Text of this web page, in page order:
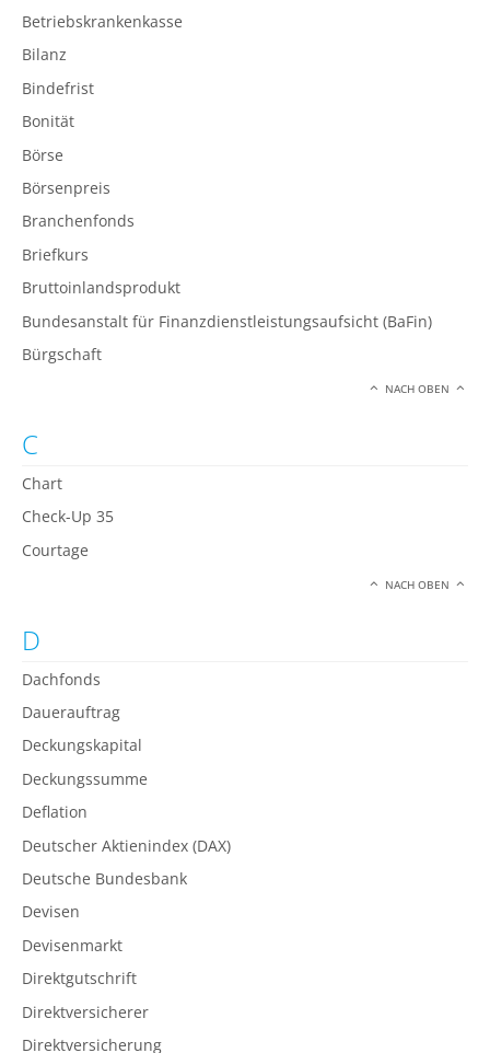
Betriebskrankenkasse
Bilanz
Bindefrist
Bonität
Börse
Börsenpreis
Branchenfonds
Briefkurs
Bruttoinlandsprodukt
Bundesanstalt für Finanzdienstleistungsaufsicht (BaFin)
Bürgschaft
NACH OBEN
C
Chart
Check-Up 35
Courtage
NACH OBEN
D
Dachfonds
Dauerauftrag
Deckungskapital
Deckungssumme
Deflation
Deutscher Aktienindex (DAX)
Deutsche Bundesbank
Devisen
Devisenmarkt
Direktgutschrift
Direktversicherer
Direktversicherung